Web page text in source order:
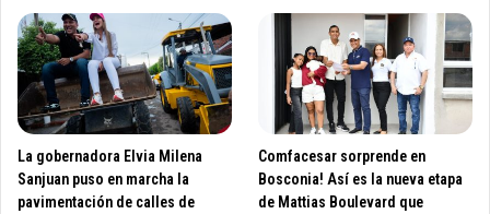
La gobernadora Elvia Milena
Sanjuan puso en marcha la
pavimentación de calles de
Comfacesar sorprende en
Bosconia! Así es la nueva etapa
de Mattias Boulevard que